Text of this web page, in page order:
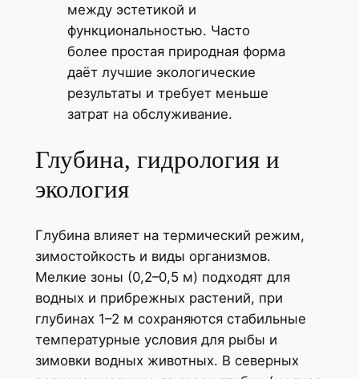
между эстетикой и
функциональностью. Часто
более простая природная форма
даёт лучшие экологические
результаты и требует меньше
затрат на обслуживание.
Глубина, гидрология и
экология
Глубина влияет на термический режим,
зимостойкость и виды организмов.
Мелкие зоны (0,2–0,5 м) подходят для
водных и прибрежных растений, при
глубинах 1–2 м сохраняются стабильные
температурные условия для рыбы и
зимовки водных животных. В северных